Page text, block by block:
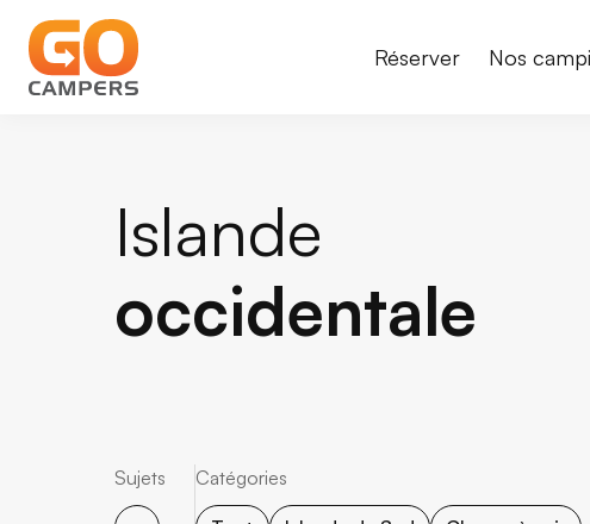
Réserver Nos
Islande
occidentale
Sujets Catégories